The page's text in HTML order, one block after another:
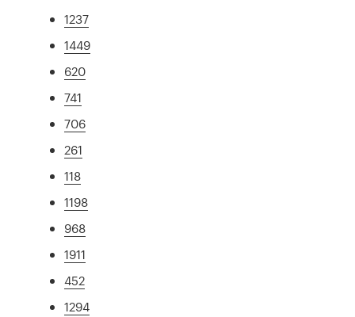
1237
1449
620
741
706
261
118
1198
968
1911
452
1294